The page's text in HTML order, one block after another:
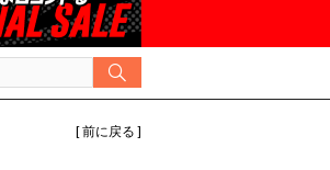
[ 前に戻る ]